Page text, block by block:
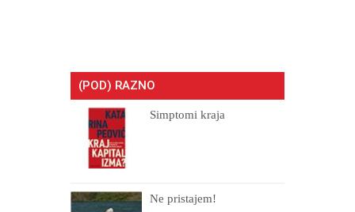
(POD) RAZNO
Simptomi kraja
Ne pristajem!